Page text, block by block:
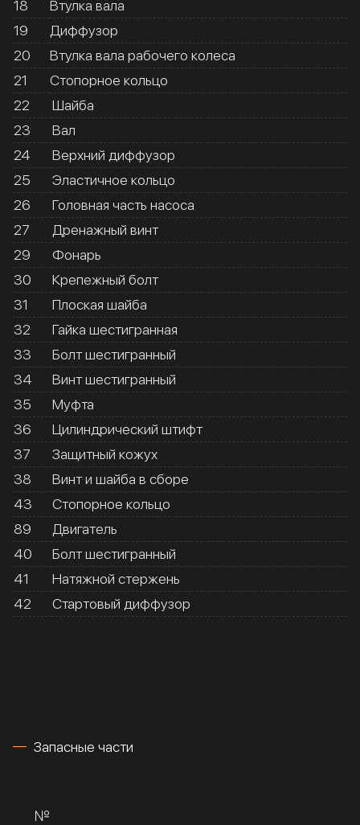
18
Втулка вала
19
Диффузор
20
Втулка вала рабочего колеса
21
Стопорное кольцо
22
Шайба
23
Вал
24
Верхний диффузор
25
Эластичное кольцо
26
Головная часть насоса
27
Дренажный винт
29
Фонарь
30
Крепежный болт
31
Плоская шайба
32
Гайка шестигранная
33
Болт шестигранный
34
Винт шестигранный
35
Муфта
36
Цилиндрический штифт
37
Защитный кожух
38
Винт и шайба в сборе
43
Стопорное кольцо
89
Двигатель
40
Болт шестигранный
41
Натяжной стержень
42
Стартовый диффузор
Запасные части
№